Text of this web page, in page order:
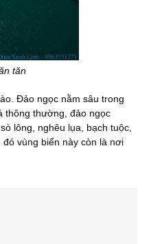
tăn
Đảo ngọc nằm sâu trong
thông thường, đảo ngọc
lông, nghêu lụa, bạch tuộc,
vùng biển này còn là nơi